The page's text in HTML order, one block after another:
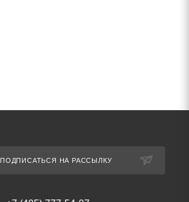
ПОДПИСАТЬСЯ НА РАССЫЛКУ